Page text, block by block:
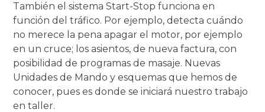
También el sistema Start-Stop funciona en
función del tráfico. Por ejemplo, detecta cuándo
no merece la pena apagar el motor, por ejemplo
en un cruce; los asientos, de nueva factura, con
posibilidad de programas de masaje. Nuevas
Unidades de Mando y esquemas que hemos de
conocer, pues es donde se iniciará nuestro trabajo
en taller.